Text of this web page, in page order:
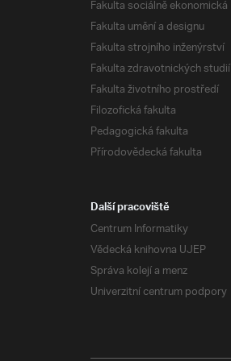
Fakulta sociálně ekonomická
Fakulta umění a designu
Fakulta strojního inženýrství
Fakulta zdravotnických studií
Fakulta životního prostředí
Filozofická fakulta
Pedagogická fakulta
Přírodovědecká fakulta
Další pracoviště
Centrum Informatiky
Vědecká knihovna UJEP
Správa kolejí a menz
Univerzitní centrum podpory